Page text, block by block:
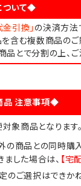
ついて◆
金引換」 の決済方法
を含む複数商品の
とで分割の上、ご
品 注意事項◆
象商品となります。
の商品との同時購
した場合は、 【宅
のご選択はできかね